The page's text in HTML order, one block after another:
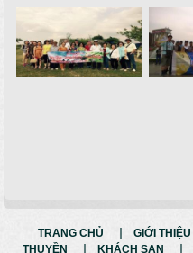
TRANG CHỦ GIỚI THIỆU
THUYỀN
KHÁCH SẠN